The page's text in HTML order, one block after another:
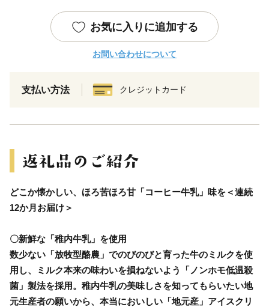
お気に入りに追加する
お問い合わせについて
支払い方法 クレジットカード
どこか懐かしい、ほろ苦ほろ甘「コーヒー牛乳」味を＜連続
12か月お届け＞
〇新鮮な「稚内牛乳」を使用
数少ない「放牧型酪農」でのびのびと育った牛のミルクを使
用し、ミルク本来の味わいを損ねないよう「ノンホモ低温殺
菌」製法を採用。稚内牛乳の美味しさを知ってもらいたい地
元生産者の願いから、本当においしい「地元産」アイスクリ